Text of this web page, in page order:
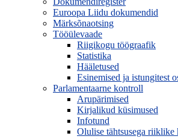
Euroopa Liidu dokumendid
Märksõnaotsing
Tööülevaade
Riigikogu töögraafik
Statistika
Hääletused
Esinemised ja istungitest
Parlamentaarne kontroll
Arupärimised
Kirjalikud küsimused
Infotund
Olulise tähtsusega riiklike